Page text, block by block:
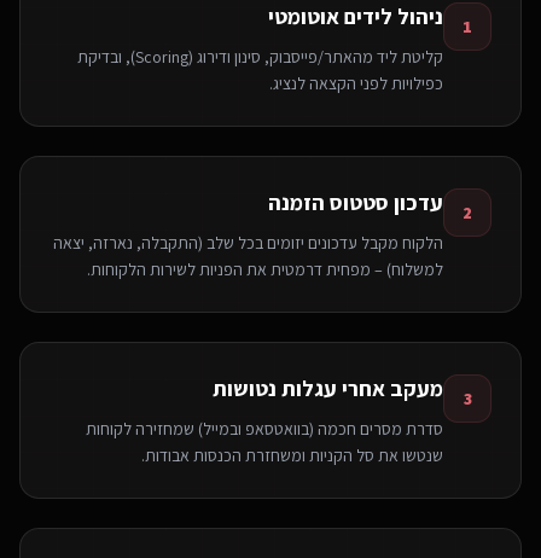
1 ניהול לידים אוטומטי
קליטת ליד מהאתר/פייסבוק, סינון ודירוג (Scoring), ובדיקת
כפילויות לפני הקצאה לנציג.
2 עדכון סטטוס הזמנה
הלקוח מקבל עדכונים יזומים בכל שלב (התקבלה, נארזה, יצאה
למשלוח) – מפחית דרמטית את הפניות לשירות הלקוחות.
3 מעקב אחרי עגלות נטושות
סדרת מסרים חכמה (בוואטסאפ ובמייל) שמחזירה לקוחות
שנטשו את סל הקניות ומשחזרת הכנסות אבודות.